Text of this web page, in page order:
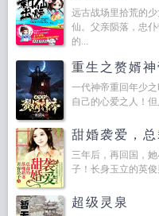
远古战场里拾荒的
仙。父亲陨落，忠
的...
重生之赘婿神
一代神帝重回年少
自己的心爱之人！
甜婚袭爱，总
三年后，再回国，
子！长身玉立的英
超级灵泉